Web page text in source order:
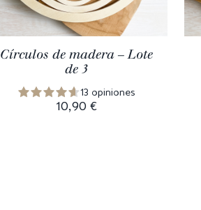
Círculos de madera – Lote
de 3
13 opiniones
10,90 €